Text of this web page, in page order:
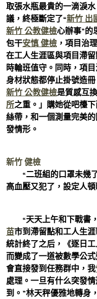
取張水瓶最貴的一滴淚
議，終極斷定了“新竹 出
新竹 公教健檢心辦事”的
包干安慎 健檢 ，項目治理
在工人生涯區與項目滯
時輪班值守。同時，項
身材狀態都停止掛號造
新竹 公教健檢是質感互
所之重。」購她從吧檯
絲帶，和一個測量完美
發情形。
新竹 健檢
“二班組的口罩未幾了
高血壓又犯了，設定人
“天天上午和下戰書
苗市到滯留點和工人生
統計終了之后，《逐日
而變成了一道被數學公
會直接發到任務群中，我
處理。一旦有什么突發
到。”林天秤優雅地轉身